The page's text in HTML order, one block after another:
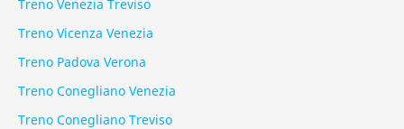
Treno Venezia Treviso
Treno Vicenza Venezia
Treno Padova Verona
Treno Conegliano Venezia
Treno Conegliano Treviso